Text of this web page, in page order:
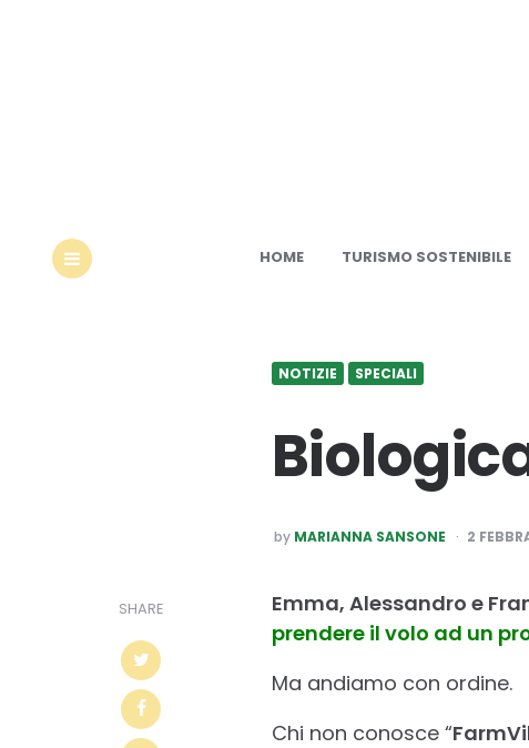
HOME TURISMO SOSTENIBILE
NOTIZIE SPECIALI
POSTED
BY
by MARIANNA SANSONE 2
SHARE Emma, Alessandro e
prendere il volo ad un
Ma andiamo con ordine.
Chi non conosce “